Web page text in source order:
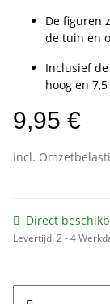
De figuren
de tuin en
Inclusief
hoog en
9,95 €
incl.
Direct
Levertijd:2 - 4